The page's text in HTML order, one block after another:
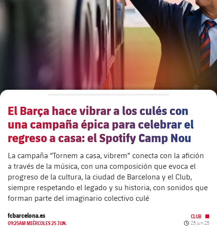
Estructura ejecutiva
chevron-right
label.aria.chevronright
Órganos
chevron-right
label.aria.chevronright
Documents
chevron-right
label.aria.chevronright
Comisiones y órganos
chevron-right
label.aria.chevronright
Más que un club
Masia 360
La Masia
plusicon
más
Década a década
Presidentes
Jugadores de leyenda
Entrenadores
Centro de documentación
Jugadoras
Palmarés
Fotos
Jugadoras históricas
Calendario
Resultados
Clasificaciones
Jugadores
Fotos
Historia
Barça Legends
Partidos
Noticias
Sobre Nosotros
Formativo masculino
Actualidad
Fotos
Juvenil A
Juvenil B
SUB16
SUB15
Formativo femenino
Fotos
Femenino B
Femenino C
Juvenil
SUB14 B
Campus Verano
PLUSICON
MÁS
Primer Equipo
plusicon
más
Actualidad
Calendario
Base
plusicon
más
Base
Campus Verano
El Barça hace vibrar a los culés con
una campaña épica para celebrar el
regreso a casa: el Spotify Camp Nou
La campaña “Tornem a casa, vibrem” conecta con la afición
a través de la música, con una composición que evoca el
progreso de la cultura, la ciudad de Barcelona y el Club,
siempre respetando el legado y su historia, con sonidos que
forman parte del imaginario colectivo culé
fcbarcelona.es
09:25AM MIÉRCOLES 25 JUN.
CLUB
Fecha de
25 jun 25